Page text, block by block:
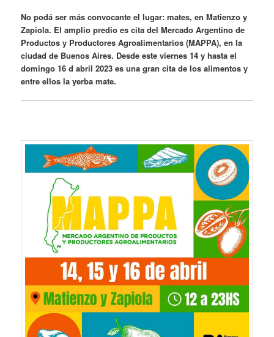
No podá ser más convocante el lugar: mates, en Matienzo y
Zapiola. El amplio predio es cita del Mercado Argentino de
Productos y Productores Agroalimentarios (MAPPA), en la
ciudad de Buenos Aires. Desde este viernes 14 y hasta el
domingo 16 d abril 2023 es una gran cita de los alimentos y
entre ellos la yerba mate.